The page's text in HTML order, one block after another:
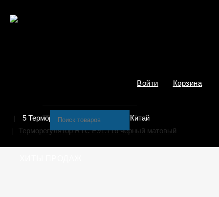
Войти Корзина
5 Терморегуляторы
RTC/RS Китай
Терморегулятор RTC E91.716 черный матовый